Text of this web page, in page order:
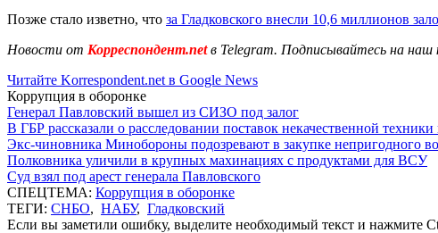
Позже стало изветно, что за Гладковского внесли 10,6 миллионов
Новости от Корреспондент.netв Telegram. Подписывайтесь на наш
Читайте Korrespondent.net в Google News
Коррупция в оборонке
Генерал Павловский вышел из СИЗО под залог
В ГБР рассказали о расследовании поставок некачественной
Экс-чиновника Минобороны подозревают в закупке непригодного
Полковника уличили в крупных махинациях с продуктами для ВСУ
Суд взял под арест генерала Павловского
СПЕЦТЕМА: Коррупция в оборонке
ТЕГИ: СНБО, НАБУ, Гладковский
Если вы заметили ошибку, выделите необходимый текст и нажмите